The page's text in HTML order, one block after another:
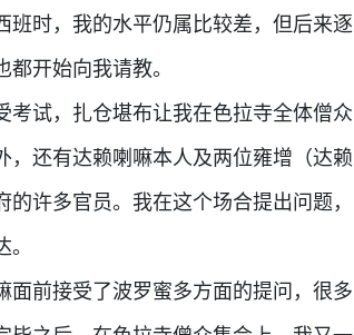
班时，我的水平仍属比较差，但后来逐
开始向我请教。
考试，扎仓堪布让我在色拉寺全体僧众
，还有达赖喇嘛本人及两位雍增（达赖
许多官员。我在这个场合提出问题，
面前接受了波罗蜜多方面的提问，很多